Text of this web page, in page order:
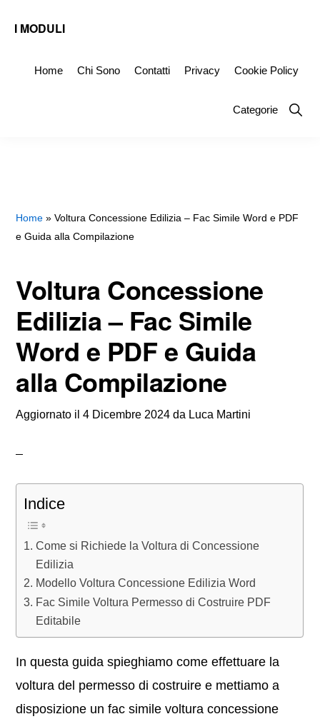
I MODULI
SimileHome Chi Sono Contatti Privacy Cookie Policy
Categorie
Show
Home »Voltura Concessione Edilizia – Fac Simile Word e PDF
e Guida alla Compilazione
Voltura Concessione
Edilizia – Fac Simile
Word e PDF e Guida
alla Compilazione
Aggiornato il4 Dicembre 2024 da Luca Martini
Indice
Come si Richiede la Voltura di Concessione
Edilizia
Modello Voltura Concessione Edilizia Word
Fac Simile Voltura Permesso di Costruire PDF
Editabile
In questa guida spieghiamo come effettuare la
voltura del permesso di costruire e mettiamo a
disposizione un fac simile voltura concessione